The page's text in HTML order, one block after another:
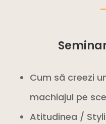
Cum să creezi
machiajul pe
Atitudinea /